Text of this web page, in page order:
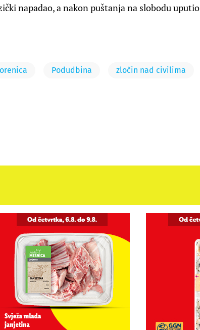
napadao, a nakon puštanja na slobodu uputio
Podudbina zločin nad civilima